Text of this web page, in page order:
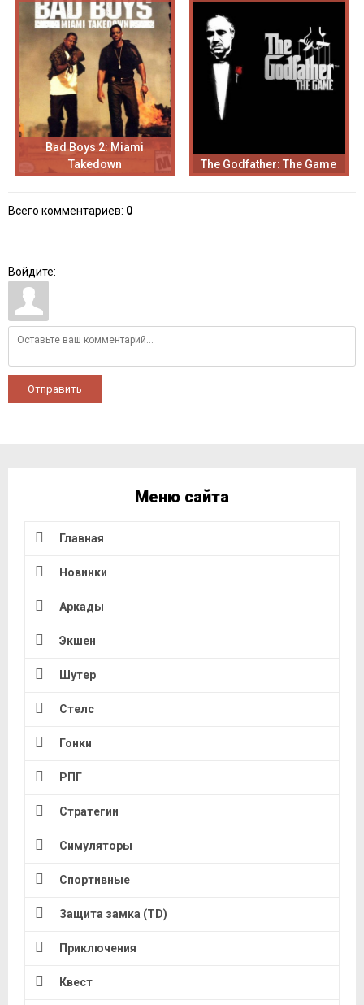
Bad Boys 2: Miami
Takedown
The Godfather: The Game
Всего комментариев: 0
Войдите:
Отправить
Меню сайта
Главная
Новинки
Аркады
Экшен
Шутер
Стелс
Гонки
РПГ
Стратегии
Симуляторы
Спортивные
Защита замка (TD)
Приключения
Квест